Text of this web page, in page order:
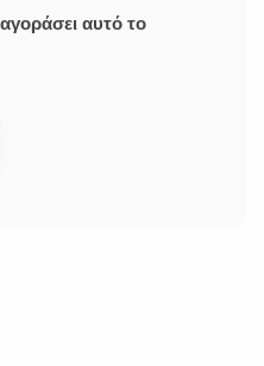
αυτό το